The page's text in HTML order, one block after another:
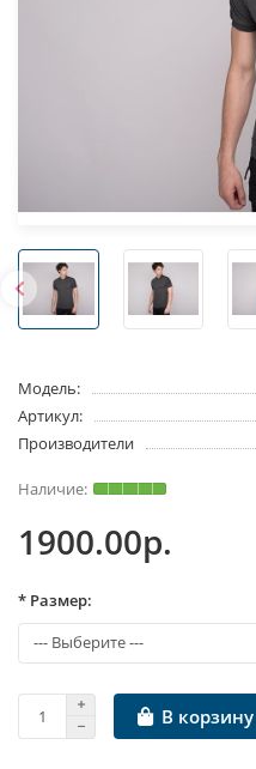
Модель:
Артикул:
Производители
1900.00р.
* Размер:
В корзину